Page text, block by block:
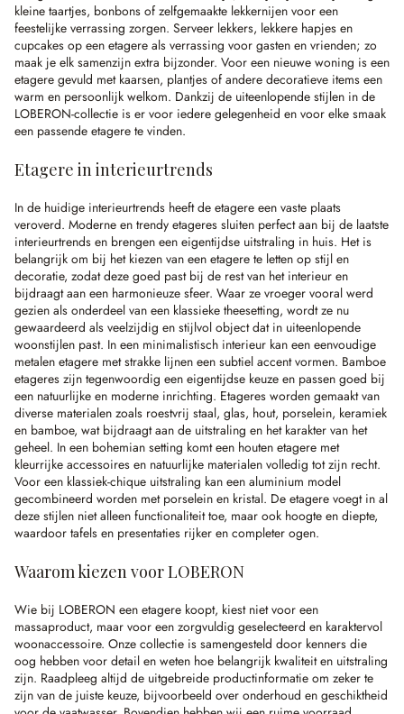
kleine taartjes, bonbons of zelfgemaakte lekkernijen voor een
feestelijke verrassing zorgen. Serveer lekkers, lekkere hapjes en
cupcakes op een etagere als verrassing voor gasten en vrienden; zo
maak je elk samenzijn extra bijzonder. Voor een nieuwe woning is een
etagere gevuld met kaarsen, plantjes of andere decoratieve items een
warm en persoonlijk welkom. Dankzij de uiteenlopende stijlen in de
LOBERON-collectie is er voor iedere gelegenheid en voor elke smaak
een passende etagere te vinden.
Etagere in interieurtrends
In de huidige interieurtrends heeft de etagere een vaste plaats
veroverd. Moderne en trendy etageres sluiten perfect aan bij de laatste
interieurtrends en brengen een eigentijdse uitstraling in huis. Het is
belangrijk om bij het kiezen van een etagere te letten op stijl en
decoratie, zodat deze goed past bij de rest van het interieur en
bijdraagt aan een harmonieuze sfeer. Waar ze vroeger vooral werd
gezien als onderdeel van een klassieke theesetting, wordt ze nu
gewaardeerd als veelzijdig en stijlvol object dat in uiteenlopende
woonstijlen past. In een minimalistisch interieur kan een eenvoudige
metalen etagere met strakke lijnen een subtiel accent vormen. Bamboe
etageres zijn tegenwoordig een eigentijdse keuze en passen goed bij
een natuurlijke en moderne inrichting. Etageres worden gemaakt van
diverse materialen zoals roestvrij staal, glas, hout, porselein, keramiek
en bamboe, wat bijdraagt aan de uitstraling en het karakter van het
geheel. In een bohemian setting komt een houten etagere met
kleurrijke accessoires en natuurlijke materialen volledig tot zijn recht.
Voor een klassiek-chique uitstraling kan een aluminium model
gecombineerd worden met porselein en kristal. De etagere voegt in al
deze stijlen niet alleen functionaliteit toe, maar ook hoogte en diepte,
waardoor tafels en presentaties rijker en completer ogen.
Waarom kiezen voor LOBERON
Wie bij LOBERON een etagere koopt, kiest niet voor een
massaproduct, maar voor een zorgvuldig geselecteerd en karaktervol
woonaccessoire. Onze collectie is samengesteld door kenners die
oog hebben voor detail en weten hoe belangrijk kwaliteit en uitstraling
zijn. Raadpleeg altijd de uitgebreide productinformatie om zeker te
zijn van de juiste keuze, bijvoorbeeld over onderhoud en geschiktheid